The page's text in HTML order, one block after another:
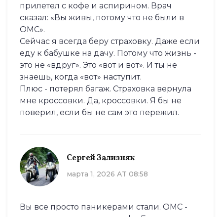
прилетел с кофе и аспирином. Врач
сказал: «Вы живы, потому что не были в
ОМС».
Сейчас я всегда беру страховку. Даже если
еду к бабушке на дачу. Потому что жизнь -
это не «вдруг». Это «вот и вот». И ты не
знаешь, когда «вот» наступит.
Плюс - потерял багаж. Страховка вернула
мне кроссовки. Да, кроссовки. Я бы не
поверил, если бы не сам это пережил.
Сергей Зализняк
марта 1, 2026 AT 08:58
Вы все просто паникерами стали. ОМС -